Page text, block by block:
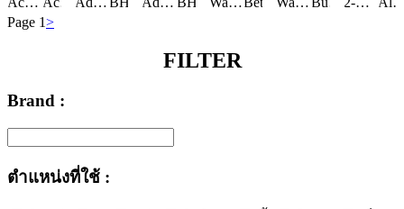
Page 1>
FILTER
Brand :
ตำแหน่งที่ใช้ :